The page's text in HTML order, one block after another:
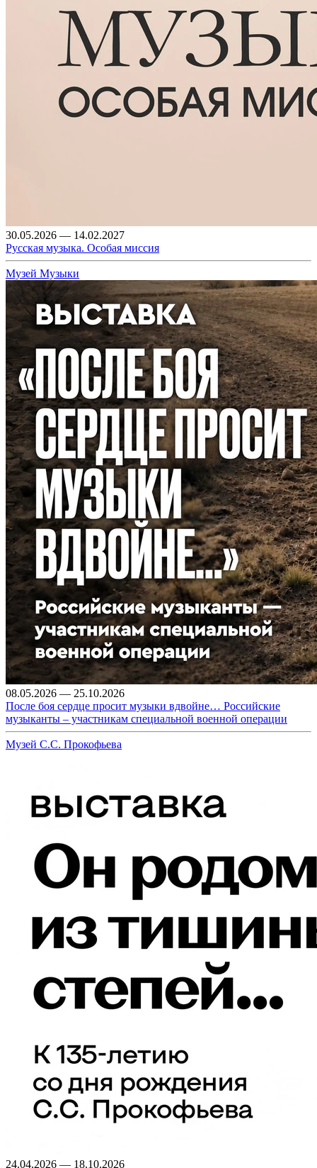
30.05.2026 — 14.02.2027
Русская музыка. Особая миссия
Музей Музыки
08.05.2026 — 25.10.2026
После боя сердце просит музыки вдвойне… Российские
музыканты – участникам специальной военной операции
Музей С.С. Прокофьева
24.04.2026 — 18.10.2026